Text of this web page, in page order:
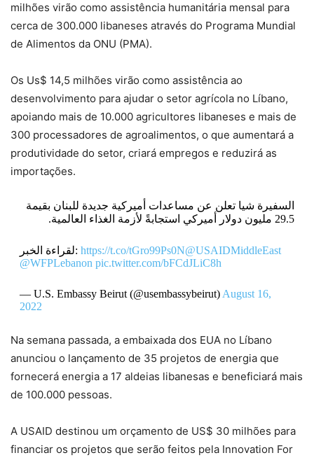
milhões virão como assistência humanitária mensal para
cerca de 300.000 libaneses através do Programa Mundial
de Alimentos da ONU (PMA).
Os Us$ 14,5 milhões virão como assistência ao
desenvolvimento para ajudar o setor agrícola no Líbano,
apoiando mais de 10.000 agricultores libaneses e mais de
300 processadores de agroalimentos, o que aumentará a
produtividade do setor, criará empregos e reduzirá as
importações.
السفيرة شيا تعلن عن مساعدات أميركية جديدة للبنان بقيمة
29.5 مليون دولار أميركي استجابةً لأزمة الغذاء العالمية.
لقراءة الخبر: https://t.co/tGro99Ps0N@USAIDMiddleEast
@WFPLebanon pic.twitter.com/bFCdJLiC8h
— U.S. Embassy Beirut (@usembassybeirut) August 16,
2022
Na semana passada, a embaixada dos EUA no Líbano
anunciou o lançamento de 35 projetos de energia que
fornecerá energia a 17 aldeias libanesas e beneficiará mais
de 100.000 pessoas.
A USAID destinou um orçamento de US$ 30 milhões para
financiar os projetos que serão feitos pela Innovation For